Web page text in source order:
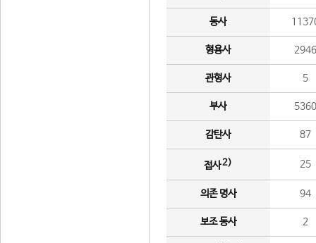
동사
형용사 2946
관형사 5
부사 5360
감탄사 87
접사2) 25
의존 명사 94
보조 동사 2